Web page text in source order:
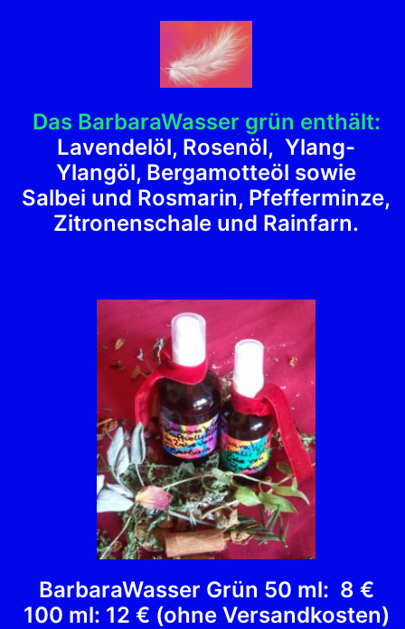
Das BarbaraWasser grün enthält:
Lavendelöl, Rosenöl, Ylang-
Ylangöl, Bergamotteöl sowie
Salbei und Rosmarin, Pfefferminze,
Zitronenschale und Rainfarn.
BarbaraWasser Grün 50 ml: 8 €
100 ml: 12 € (ohne Versandkosten)